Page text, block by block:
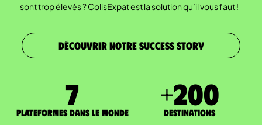
sont trop élevés ? ColisExpat est la solution qu’il vous faut !
DÉCOUVRIR NOTRE SUCCESS STORY
7
Plateformes dans le monde
+200
DESTINATIONS